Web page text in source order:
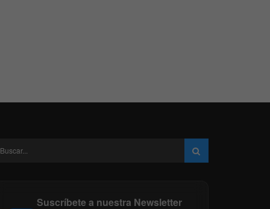
Suscríbete a nuestra Newsletter